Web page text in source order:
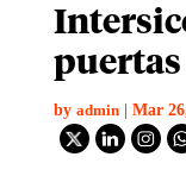
puertas
by admin| Mar